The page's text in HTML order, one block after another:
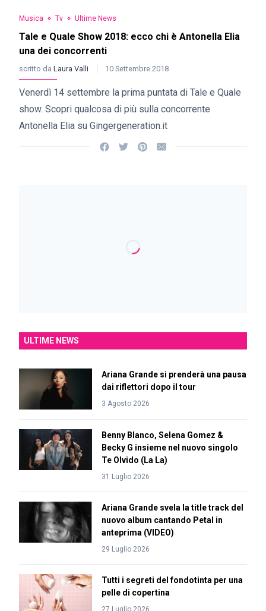
Musica Tv Ultime News
Tale e Quale Show 2018: ecco chi è Antonella Elia
una dei concorrenti
scritto da Laura Valli 10 Settembre 2018
Venerdì 14 settembre la prima puntata di Tale e Quale
show. Scopri qualcosa di più sulla concorrente
Antonella Elia su Gingergeneration.it
ULTIME NEWS
Ariana Grande si prenderà una pausa
dai riflettori dopo il tour
3 Agosto 2026
Benny Blanco, Selena Gomez &
Becky G insieme nel nuovo singolo
Te Olvido (La La)
31 Luglio 2026
Ariana Grande svela la title track del
nuovo album cantando Petal in
anteprima (VIDEO)
29 Luglio 2026
Tutti i segreti del fondotinta per una
pelle di copertina
27 Luglio 2026